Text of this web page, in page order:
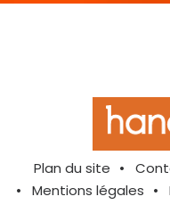
Plan du site
Mentions légales